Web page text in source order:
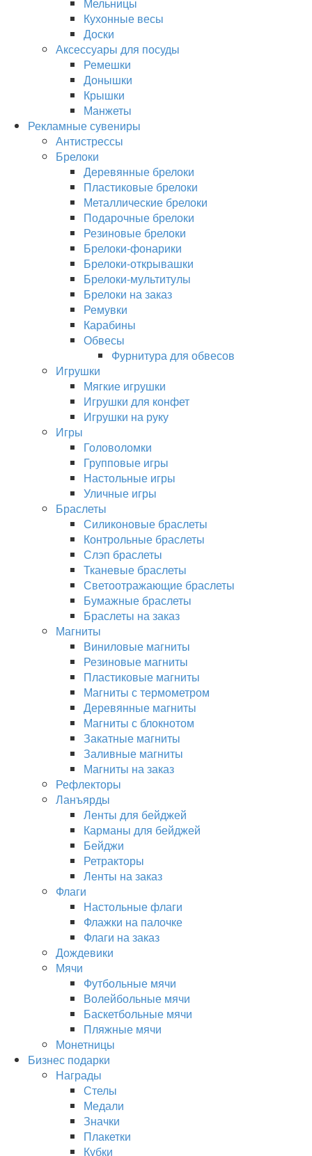
Кухонные весы
Доски
Аксессуары для посуды
Ремешки
Донышки
Крышки
Манжеты
Рекламные сувениры
Антистрессы
Брелоки
Деревянные брелоки
Пластиковые брелоки
Металлические брелоки
Подарочные брелоки
Резиновые брелоки
Брелоки-фонарики
Брелоки-открывашки
Брелоки-мультитулы
Брелоки на заказ
Ремувки
Карабины
Обвесы
Фурнитура для обвесов
Игрушки
Мягкие игрушки
Игрушки для конфет
Игрушки на руку
Игры
Головоломки
Групповые игры
Настольные игры
Уличные игры
Браслеты
Силиконовые браслеты
Контрольные браслеты
Слэп браслеты
Тканевые браслеты
Светоотражающие браслеты
Бумажные браслеты
Браслеты на заказ
Магниты
Виниловые магниты
Резиновые магниты
Пластиковые магниты
Магниты с термометром
Деревянные магниты
Магниты с блокнотом
Закатные магниты
Заливные магниты
Магниты на заказ
Рефлекторы
Ланъярды
Ленты для бейджей
Карманы для бейджей
Бейджи
Ретракторы
Ленты на заказ
Флаги
Настольные флаги
Флажки на палочке
Флаги на заказ
Дождевики
Мячи
Футбольные мячи
Волейбольные мячи
Баскетбольные мячи
Пляжные мячи
Монетницы
Бизнес подарки
Награды
Стелы
Медали
Значки
Плакетки
Кубки